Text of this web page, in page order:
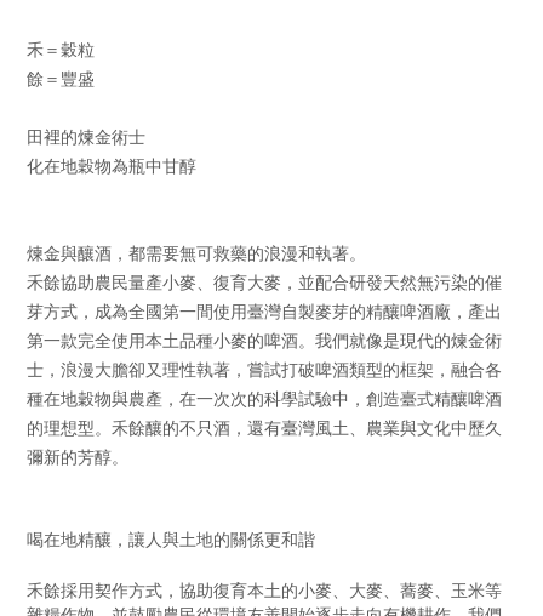
禾＝穀粒
餘＝豐盛
田裡的煉金術士
化在地穀物為瓶中甘醇
煉金與釀酒，都需要無可救藥的浪漫和執著。
禾餘協助農民量產小麥、復育大麥，並配合研發天然無污染的催
芽方式，成為全國第一間使用臺灣自製麥芽的精釀啤酒廠，產出
第一款完全使用本土品種小麥的啤酒。我們就像是現代的煉金術
士，浪漫大膽卻又理性執著，嘗試打破啤酒類型的框架，融合各
種在地穀物與農產，在一次次的科學試驗中，創造臺式精釀啤酒
的理想型。禾餘釀的不只酒，還有臺灣風土、農業與文化中歷久
彌新的芳醇。
喝在地精釀，讓人與土地的關係更和諧
禾餘採用契作方式，協助復育本土的小麥、大麥、蕎麥、玉米等